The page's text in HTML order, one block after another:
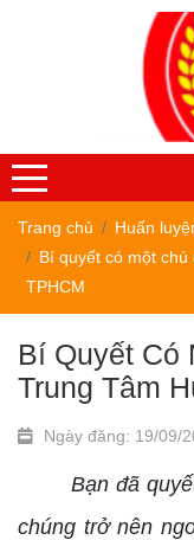
Trang chủ
Huấn
Bí quyết có một
TPHCM
Bí Quyết Có
Trung Tâm
Ngày đăng: 19/09/
Bạn đã quyết
chúng trở nên